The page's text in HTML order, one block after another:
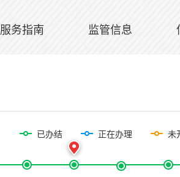
服务指南 监管信息
已办结 正在办理 未